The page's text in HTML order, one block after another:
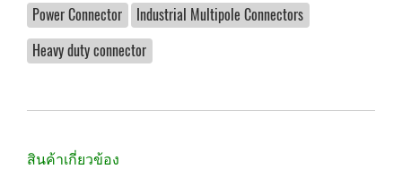
Power Connector
Industrial Multipole Connectors
Heavy duty connector
สินค้าเกี่ยวข้อง